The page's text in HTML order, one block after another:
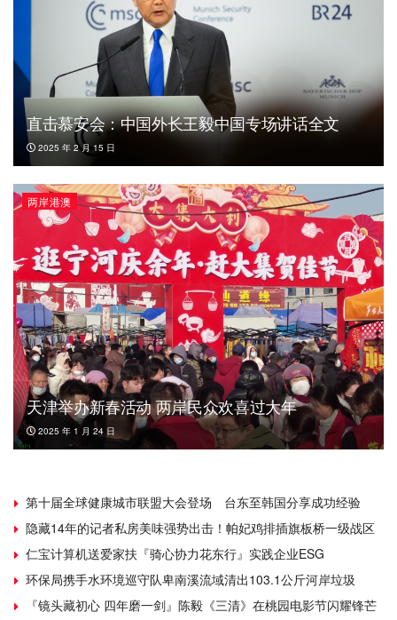
直击慕安会：中国外长王毅中国专场讲话全文
2025 年 2 月 15 日
两岸港澳
天津举办新春活动 两岸民众欢喜过大年
2025 年 1 月 24 日
第十届全球健康城市联盟大会登场 台东至韩国分享成功经验
隐藏14年的记者私房美味强势出击！帕妃鸡排插旗板桥一级战区
仁宝计算机送爱家扶『骑心协力花东行』实践企业ESG
环保局携手水环境巡守队卑南溪流域清出103.1公斤河岸垃圾
『镜头藏初心 四年磨一剑』陈毅《三清》在桃园电影节闪耀锋芒